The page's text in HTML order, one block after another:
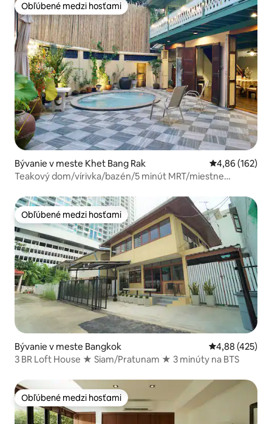
Obľúbené medzi hosťami
Obľúbené medzi hosťami
Bývanie v meste Khet Bang Rak Priemerné
4,86 (162)
Teakový dom/vírivka/bazén/5 minút MRT/miestne
Obľúbené medzi hosťami
Obľúbené medzi hosťami
Bývanie v meste Bangkok Priemerné
4,88 (425)
3 BR Loft House ★ Siam/Pratunam ★ 3 minúty na BTS
Obľúbené medzi hosťami
Obľúbené medzi hosťami